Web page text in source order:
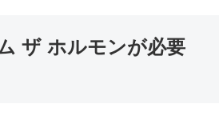
ザ ホルモンが必要